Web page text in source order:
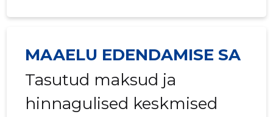
MAAELU EDENDAMISE SA
Tasutud maksud ja
hinnagulised keskmised